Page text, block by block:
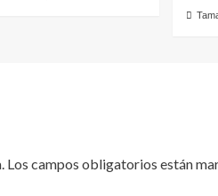
Los campos obligatorios están